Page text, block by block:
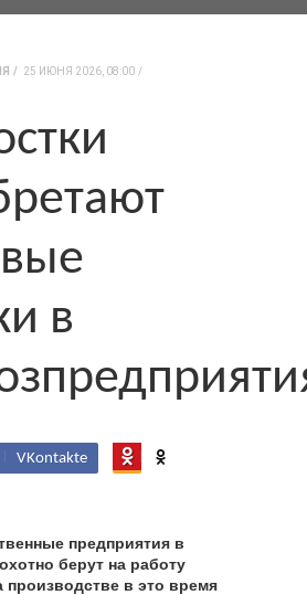
25 ИЮНЯ 2026, 08:00
в
VKontakte
предприятия в
берут на работу
производстве в это время